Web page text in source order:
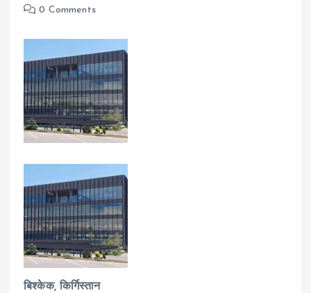
0 Comments
बिश्केक, किर्गिस्तान